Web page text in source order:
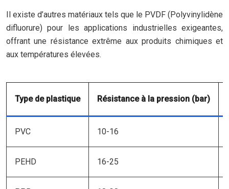
Il existe d’autres matériaux tels que le PVDF (Polyvinylidène
difluorure) pour les applications industrielles exigeantes,
offrant une résistance extrême aux produits chimiques et
aux températures élevées.
Type de plastique Résistance à la pression (bar)
PVC 10-16
PEHD 16-25